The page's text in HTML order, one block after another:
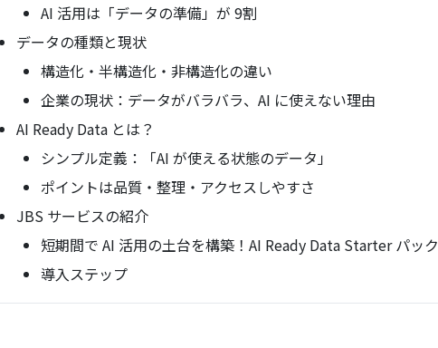
AI 活用は「データの準備」が 9割
データの種類と現状
構造化・半構造化・非構造化の違い
企業の現状：データがバラバラ、AI に使えない理由
AI Ready Data とは？
シンプル定義：「AI が使える状態のデータ」
ポイントは品質・整理・アクセスしやすさ
JBS サービスの紹介
短期間で AI 活用の土台を構築！AI Ready Data Starter パック
導入ステップ